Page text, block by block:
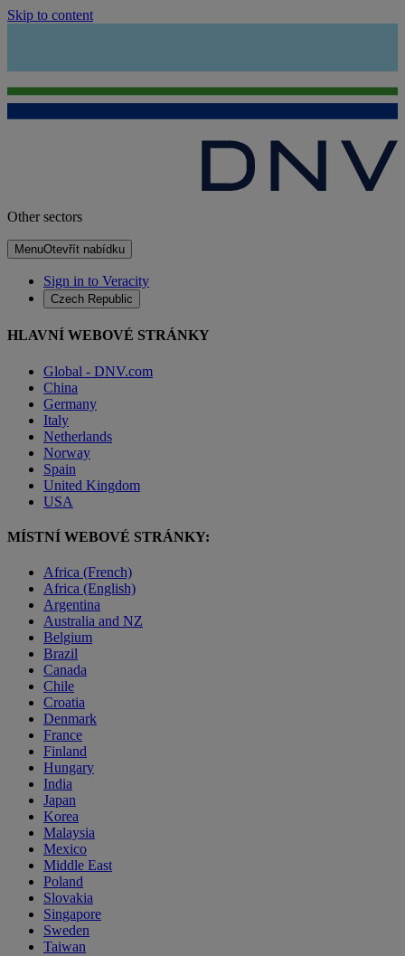
Skip to content
Other sectors
MenuOtevřít nabídku
Sign in to Veracity
Czech Republic
HLAVNÍ WEBOVÉ STRÁNKY
Global - DNV.com
China
Germany
Italy
Netherlands
Norway
Spain
United Kingdom
USA
MÍSTNÍ WEBOVÉ STRÁNKY:
Africa (French)
Africa (English)
Argentina
Australia and NZ
Belgium
Brazil
Canada
Chile
Croatia
Denmark
France
Finland
Hungary
India
Japan
Korea
Malaysia
Mexico
Middle East
Poland
Slovakia
Singapore
Sweden
Taiwan